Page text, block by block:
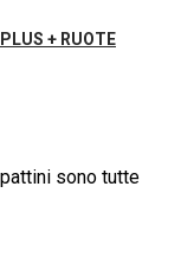
+ RUOTE
sono tutte